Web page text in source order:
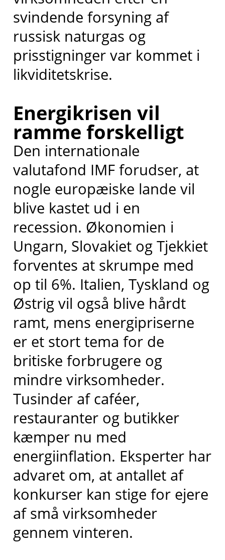
svindende forsyning af
russisk naturgas og
prisstigninger var kommet i
likviditetskrise.
Energikrisen vil
ramme forskelligt
Den internationale
valutafond IMF forudser, at
nogle europæiske lande vil
blive kastet ud i en
recession. Økonomien i
Ungarn, Slovakiet og Tjekkiet
forventes at skrumpe med
op til 6%. Italien, Tyskland og
Østrig vil også blive hårdt
ramt, mens energipriserne
er et stort tema for de
britiske forbrugere og
mindre virksomheder.
Tusinder af caféer,
restauranter og butikker
kæmper nu med
energiinflation. Eksperter har
advaret om, at antallet af
konkurser kan stige for ejere
af små virksomheder
gennem vinteren.